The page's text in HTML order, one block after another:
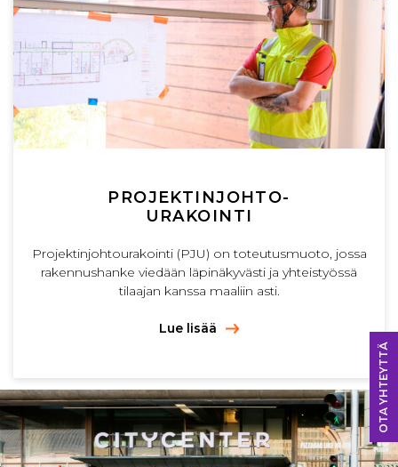
OTA YHTEYTTÄ
PROJEKTINJOHTO-
URAKOINTI
Projektinjohtourakointi (PJU) on toteutusmuoto, jossa
rakennushanke viedään läpinäkyvästi ja yhteistyössä
tilaajan kanssa maaliin asti.
Lue lisää